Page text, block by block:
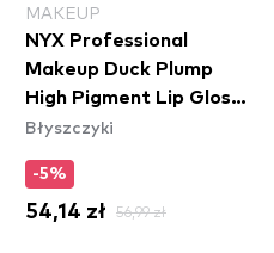
MAKEUP
NYX Professional
Makeup Duck Plump
High Pigment Lip Gloss
- Banging Bare
Błyszczyki
-5%
54,14 zł 56,99 zł